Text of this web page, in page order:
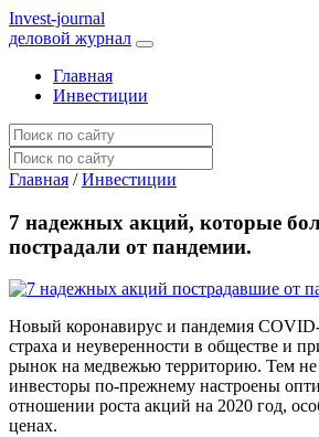
Invest-journal
деловой журнал
Главная
Инвестиции
Главная / Инвестиции
7 надежных акций, которые
пострадали от пандемии.
Новый коронавирус и пандемия
страха и неуверенности в обществе и
рынок на медвежью территорию. Тем
инвесторы по-прежнему настроены
отношении роста акций на 2020 год,
ценах.